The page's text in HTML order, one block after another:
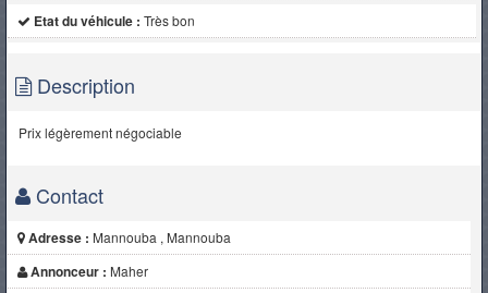
Etat du véhicule : Très bon
Description
Prix légèrement négociable
Contact
Adresse : Mannouba , Mannouba
Annonceur : Maher